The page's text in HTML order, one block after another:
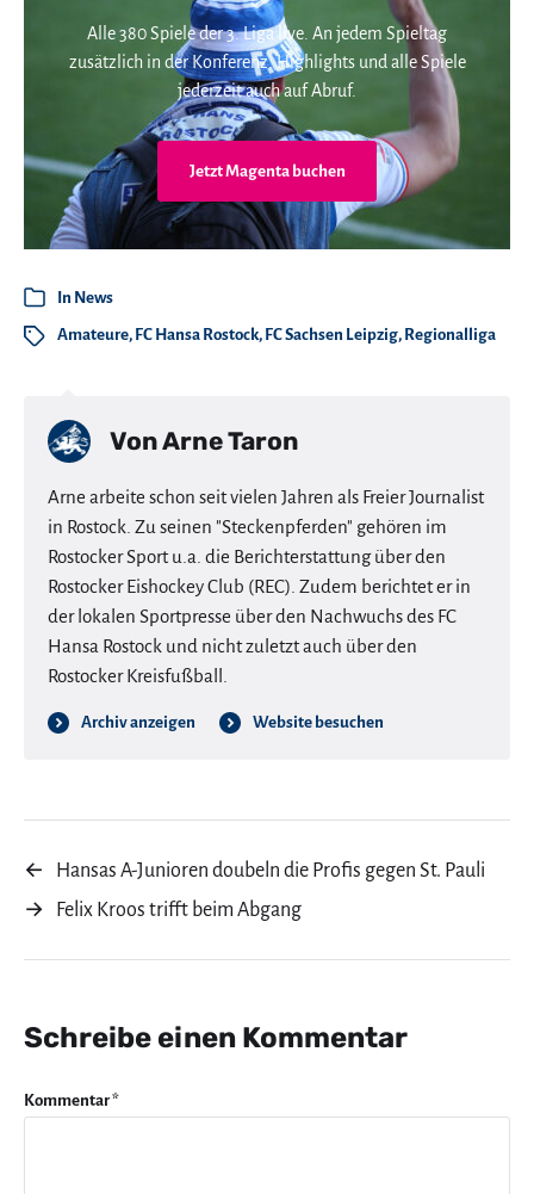
Alle 380 Spiele der 3. Liga live. An jedem Spieltag
zusätzlich in der Konferenz. Highlights und alle Spiele
jederzeit auch auf Abruf.
Jetzt Magenta buchen
In News
Amateure, FC Hansa Rostock, FC Sachsen Leipzig, Regionalliga
VonArne Taron
Arne arbeite schon seit vielen Jahren als Freier Journalist
in Rostock. Zu seinen "Steckenpferden" gehören im
Rostocker Sport u.a. die Berichterstattung über den
Rostocker Eishockey Club (REC). Zudem berichtet er in
der lokalen Sportpresse über den Nachwuchs des FC
Hansa Rostock und nicht zuletzt auch über den
Rostocker Kreisfußball.
Archiv anzeigen Website besuchen
←
Hansas A-Junioren doubeln die Profis gegen St. Pauli
→
Felix Kroos trifft beim Abgang
Schreibe einen Kommentar
Kommentar*